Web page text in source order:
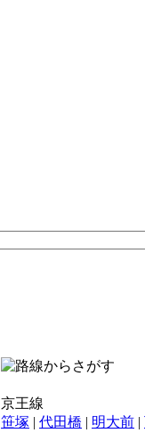
京王線
笹塚 | 代田橋 | 明大前 |